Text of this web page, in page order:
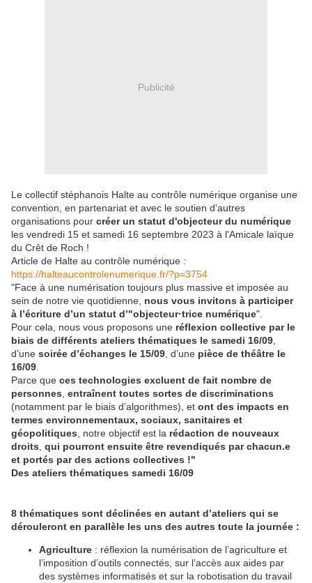
Publicité
Le collectif stéphanois Halte au contrôle numérique organise une
convention, en partenariat et avec le soutien d'autres
organisations pour créer un statut d'objecteur du numérique
les vendredi 15 et samedi 16 septembre 2023 à l'Amicale laïque
du Crêt de Roch !
Article de Halte au contrôle numérique :
https://halteaucontrolenumerique.fr/?p=3754
"Face à une numérisation toujours plus massive et imposée au
sein de notre vie quotidienne, nous vous invitons à participer
à l’écriture d’un statut d’"objecteur·trice numérique".
Pour cela, nous vous proposons une réflexion collective par le
biais de différents ateliers thématiques le samedi 16/09
d’une soirée d’échanges le 15/09 , d’une pièce de théâtre le
16/09
Parce que ces technologies excluent de fait nombre de
personnes entraînent toutes sortes de discriminations
(notamment par le biais d’algorithmes), et ont des impacts en
termes environnementaux, sociaux, sanitaires et
géopolitiques , notre objectif est la rédaction de nouveaux
droits qui pourront ensuite être revendiqués par chacun.e
et portés par des actions collectives !"
Des ateliers thématiques samedi 16/09
8 thématiques sont déclinées en autant d’ateliers qui se
dérouleront en parallèle les uns des autres toute la journée :
Agriculture : réflexion la numérisation de l’agriculture et
l’imposition d’outils connectés, sur l’accès aux aides par
des systèmes informatisés et sur la robotisation du travail